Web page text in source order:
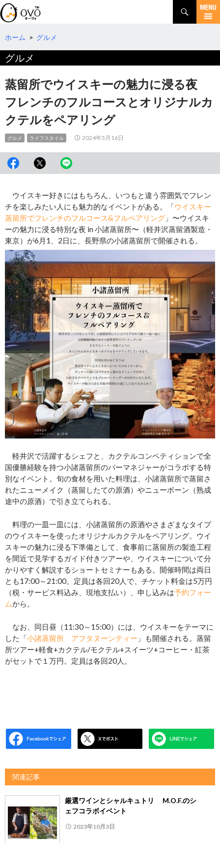
検
索
コ
テ
ツ
へ
移
動
ホーム > グルメ
グルメ
蒸留所でウイスキーの魅力に浸る夜
フレンチのフルコースとオリジナルカ
クテルをペアリング
グルメ ライフスタイル 2024年5月16日
ウイスキー好きにはもちろん、いつもと違う雰囲気でフレン
チを楽しみたい人にも魅力的なイベントがある。「ウイスキー
蒸留所でフレンチのフルコース&フルペアリング 」〜ウイスキ
ーの魅力に浸る特別な夜 in 小諸蒸留所〜（軽井沢蒸留酒製造・
東京）が6月1、2日に、長野県の小諸蒸留所で開催される。
軽井沢で活躍するシェフと、カクテルコンペティションで全
国優勝経験を持つ小諸蒸留所のバーマネジャーがコラボする特
別なイベント。旬の食材を用いた料理は、小諸蒸留所で蒸留さ
れたニューメイク（蒸留したての原酒）やニューボーン（熟成
途中の原酒）で引き立てられる。
料理の一皿一皿には、小諸蒸留所の原酒やさまざまなタイプ
のウイスキーを使ったオリジナルカクテルをペアリング。ウイ
スキーの魅力に浸る下準備として、食事前に蒸留所の製造工程
を間近で見学するガイド付きツアーや、ウイスキーについて分
かりやすく解説するショートセミナーもある。開催時間は両日
とも17:00～21:00。定員は各回20人で、チケット料金は5万円
（税・サービス料込み、現地支払い）、申し込みは予約フォー
ムから。
なお、同日昼（11:30～15:00）には、ウイスキーをテーマに
した「小諸蒸留所 アフタヌーンティー 」も開催される。蒸留
所ツアー+軽食+カクテル/モクテル+スイーツ+コーヒー・紅茶
がセットで１万円。定員は各回20人。
関連記事
厳選ワインとシャルキュトリ M.O.F.のシ
ェフコラボイベント
2023年10月3日